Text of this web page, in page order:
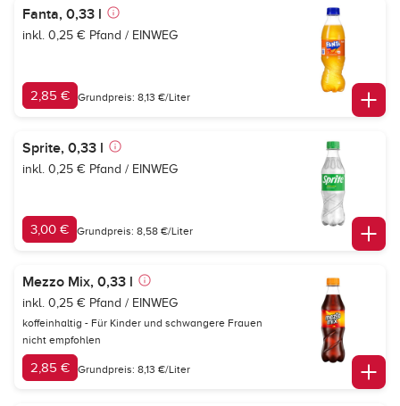
Fanta, 0,33 l
inkl. 0,25 € Pfand / EINWEG
2,85 € Grundpreis: 8,13 €/Liter
Sprite, 0,33 l
inkl. 0,25 € Pfand / EINWEG
3,00 € Grundpreis: 8,58 €/Liter
Mezzo Mix, 0,33 l
inkl. 0,25 € Pfand / EINWEG
koffeinhaltig - Für Kinder und schwangere Frauen
nicht empfohlen
2,85 € Grundpreis: 8,13 €/Liter